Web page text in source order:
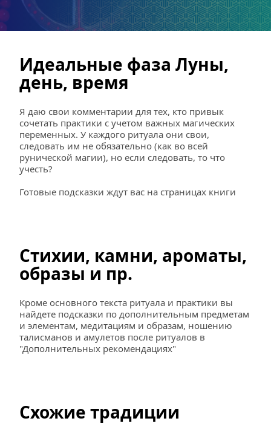
Идеальные фаза Луны,
день, время
Я даю свои комментарии для тех, кто привык
сочетать практики с учетом важных магических
переменных. У каждого ритуала они свои,
следовать им не обязательно (как во всей
рунической магии), но если следовать, то что
учесть?
Готовые подсказки ждут вас на страницах книги
Стихии, камни, ароматы,
образы и пр.
Кроме основного текста ритуала и практики вы
найдете подсказки по дополнительным предметам
и элементам, медитациям и образам, ношению
талисманов и амулетов после ритуалов в
"Дополнительных рекомендациях"
Схожие традиции